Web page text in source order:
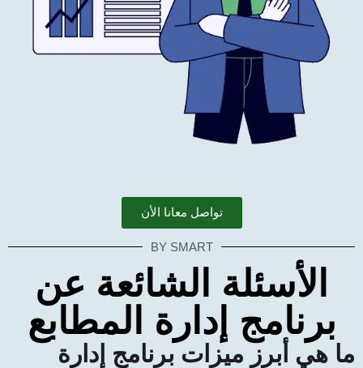
تواصل معانا الأن
BY SMART
الأسئلة الشائعة عن
برنامج إدارة المطابع
ما هي أبرز ميزات برنامج إدارة